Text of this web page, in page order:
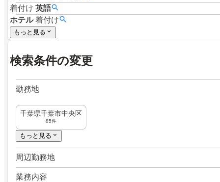
着付け 英語
ホテル 着付け
もっと見る
検索条件の変更
勤務地
千葉県千葉市中央区
85件
もっと見る
周辺勤務地
業務内容